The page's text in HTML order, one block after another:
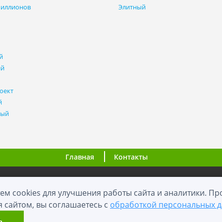
cookies для улучшения работы сайта и аналитики.
сайтом, вы соглашаетесь с обработкой персональных
Элитный
Главная Контакты
ООО "ВНовостройке.ру"
2012 - 2026 0+
сайт носит информационный характер и не является публичной